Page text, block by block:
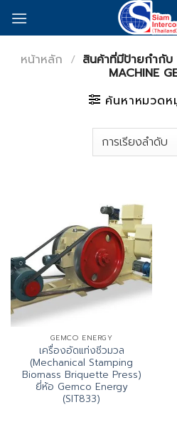
หน้าหลัก / สินค้าที่มีป้ายกำกับ
MACHINE
ค้นหาหมวดห
GEMCO ENERGY
เครื่องอัดแท่งชีวมวล
(Mechanical Stamping
Biomass Briquette Press)
ยี่ห้อ Gemco Energy
(SIT833)